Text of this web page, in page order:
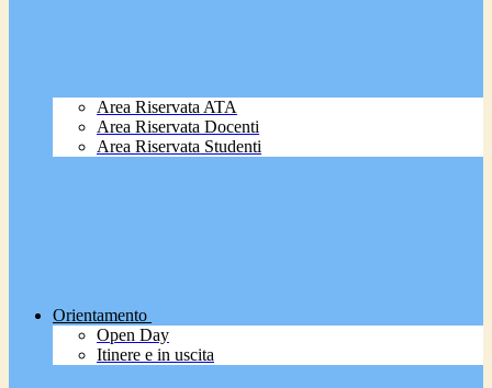
Area Riservata ATA
Area Riservata Docenti
Area Riservata Studenti
Orientamento
Open Day
Itinere e in uscita